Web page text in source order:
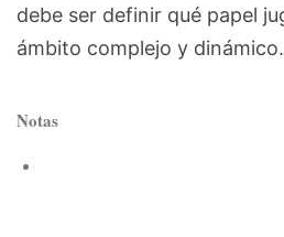
debe ser definir qué papel
ámbito complejo y dinámico.
Notas